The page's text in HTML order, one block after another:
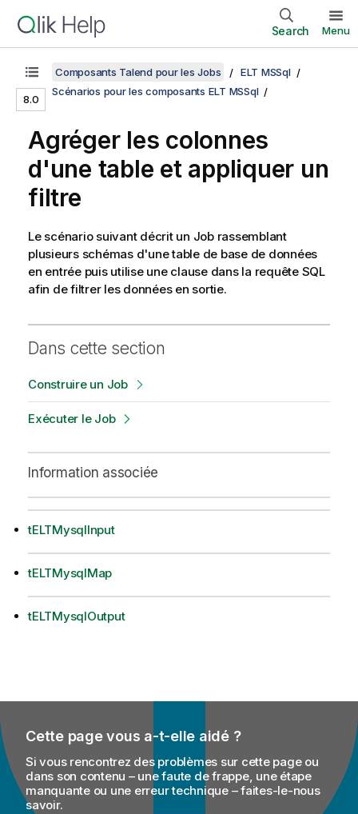
Search Menu
8.0
Composants Talend pour les Jobs
ELT MSSql
Scénarios pour les composants ELT MSSql
Agréger les colonnes
d'une table et appliquer un
filtre
Le scénario suivant décrit un Job rassemblant
plusieurs schémas d'une table de base de données
en entrée puis utilise une clause dans la requête SQL
afin de filtrer les données en sortie.
Dans cette section
Construire un Job
Exécuter le Job
Information associée
tELTMysqlInput
tELTMysqlMap
tELTMysqlOutput
Cette page vous a-t-elle aidé ?
Si vous rencontrez des problèmes sur cette page ou
dans son contenu – une faute de frappe, une étape
manquante ou une erreur technique – faites-le-nous
savoir.